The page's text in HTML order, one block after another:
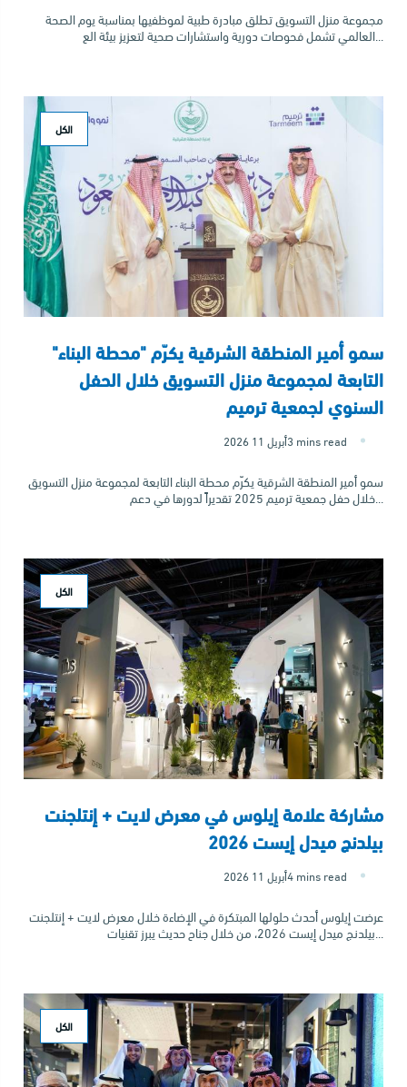
مجموعة منزل التسويق تطلق مبادرة طبية لموظفيها بمناسبة يوم الصحة
العالمي تشمل فحوصات دورية واستشارات صحية لتعزيز بيئة الع...
الكل
سمو أمير المنطقة الشرقية يكرّم "محطة البناء"
التابعة لمجموعة منزل التسويق خلال الحفل
السنوي لجمعية ترميم
2026 أبريل 113 mins read
سمو أمير المنطقة الشرقية يكرّم محطة البناء التابعة لمجموعة منزل التسويق
الكل
مشاركة علامة إيلوس في معرض لايت + إنتلجنت
بيلدنج ميدل إيست 2026
2026 أبريل 114 mins read
عرضت إيلوس أحدث حلولها المبتكرة في الإضاءة خلال معرض لايت + إنتلجنت
الكل